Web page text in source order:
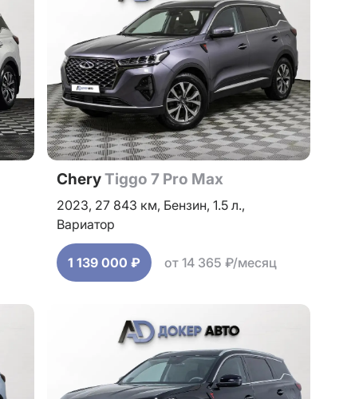
CheryTiggo 7 Pro Max
2023, 27 843 км, Бензин, 1.5 л.,
Вариатор
1 139 000 ₽ от 14 365 ₽/месяц